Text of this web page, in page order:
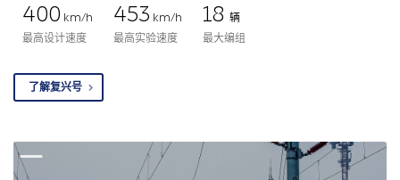
400 km/h
最高设计速度
453 km/h
最高实验速度
18 辆
最大编组
了解复兴号